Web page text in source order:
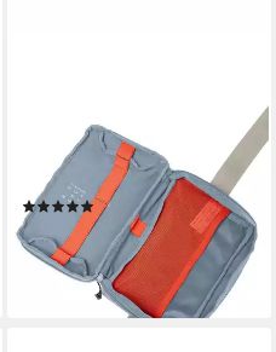
Freizeittasche Mineo Tech
Pouch (1-tlg), multifunktionale
Brust- und Bauchtasche
(1)
ab 33,95 €
lieferbar - in 2-3 Werktagen bei dir